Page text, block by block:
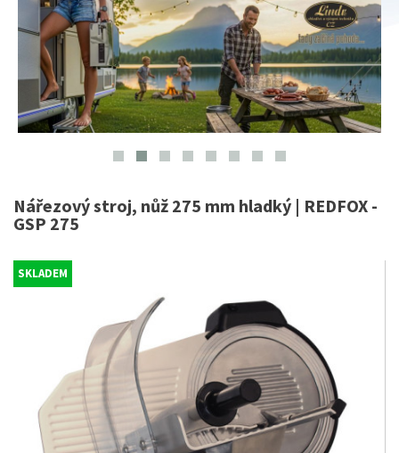
Nářezový stroj, nůž 275 mm hladký | REDFOX -
GSP 275
SKLADEM